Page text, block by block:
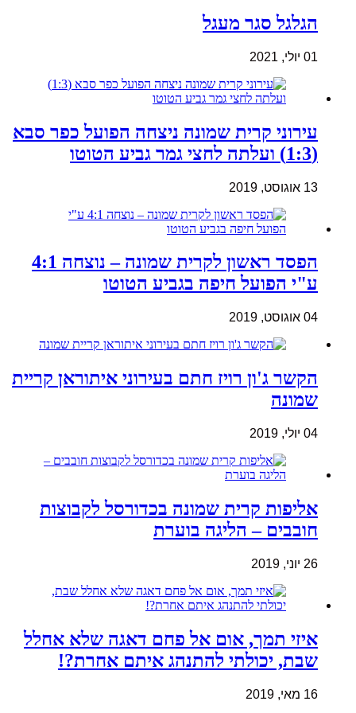
הגלגל סגר מעגל
01 יולי, 2021
עירוני קרית שמונה ניצחה הפועל כפר סבא
(1:3) ועלתה לחצי גמר גביע הטוטו
13 אוגוסט, 2019
הפסד ראשון לקרית שמונה – נוצחה 4:1
ע"י הפועל חיפה בגביע הטוטו
04 אוגוסט, 2019
הקשר ג'ון רויז חתם בעירוני איתוראן קריית
שמונה
04 יולי, 2019
אליפות קרית שמונה בכדורסל לקבוצות
חובבים – הליגה בוערת
26 יוני, 2019
איזי תמך, אום אל פחם דאגה שלא אחלל
שבת, יכולתי להתנהג איתם אחרת?!
16 מאי, 2019